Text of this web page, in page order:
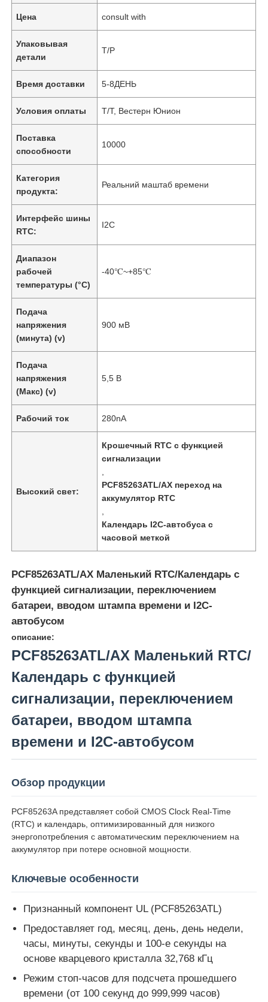
Домой
Видеозаписи
Экскурсия по заводу
Контроль качества
Свяжитесь с нами
Случаи
FPGA Field Programmable Gate Array (ФПГА
Цена consult with
Упаковывая
детали
Т/Р
Время доставки 5-8ДЕНЬ
Условия оплаты Т/Т, Вестерн Юнион
Поставка
способности
10000
Категория
продукта:
Реальний маштаб времени
Интерфейс шины
RTC:
I2C
Диапазон
рабочей
температуры (°C)
-40℃~+85℃
Подача
напряжения
(минута) (v)
900 мВ
Подача
напряжения
(Макс) (v)
5,5 В
Рабочий ток 280nA
Высокий свет:
Крошечный RTC с функцией
сигнализации
PCF85263ATL/AX переход на
аккумулятор RTC
Календарь I2C-автобуса с
часовой меткой
PCF85263ATL/AX Маленький RTC/Календарь с
функцией сигнализации, переключением
батареи, вводом штампа времени и I2C-
автобусом
описание:
PCF85263ATL/AX Маленький RTC/
Календарь с функцией
сигнализации, переключением
батареи, вводом штампа
времени и I2C-автобусом
Обзор продукции
PCF85263A представляет собой CMOS Clock Real-Time
(RTC) и календарь, оптимизированный для низкого
энергопотребления с автоматическим переключением на
аккумулятор при потере основной мощности.
Ключевые особенности
Признанный компонент UL (PCF85263ATL)
Предоставляет год, месяц, день, день недели,
часы, минуты, секунды и 100-е секунды на
основе кварцевого кристалла 32,768 кГц
Режим стоп-часов для подсчета прошедшего
времени (от 100 секунд до 999,999 часов)